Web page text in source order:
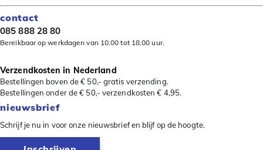
contact
085 888 28 80
Bereikbaar op werkdagen van 10.00 tot 18.00 uur.
Verzendkosten in Nederland
Bestellingen boven de € 50,- gratis verzending.
Bestellingen onder de € 50,- verzendkosten € 4,95.
nieuwsbrief
Schrijf je nu in voor onze nieuwsbrief en blijf op de hoogte.